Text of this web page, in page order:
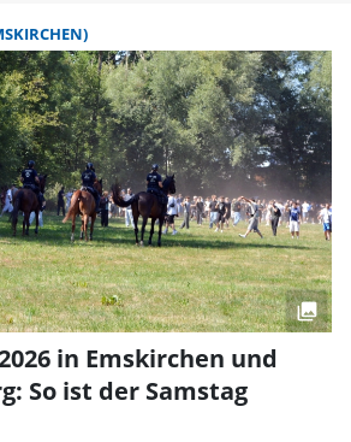
in Emskirchen und
So ist der Samstag